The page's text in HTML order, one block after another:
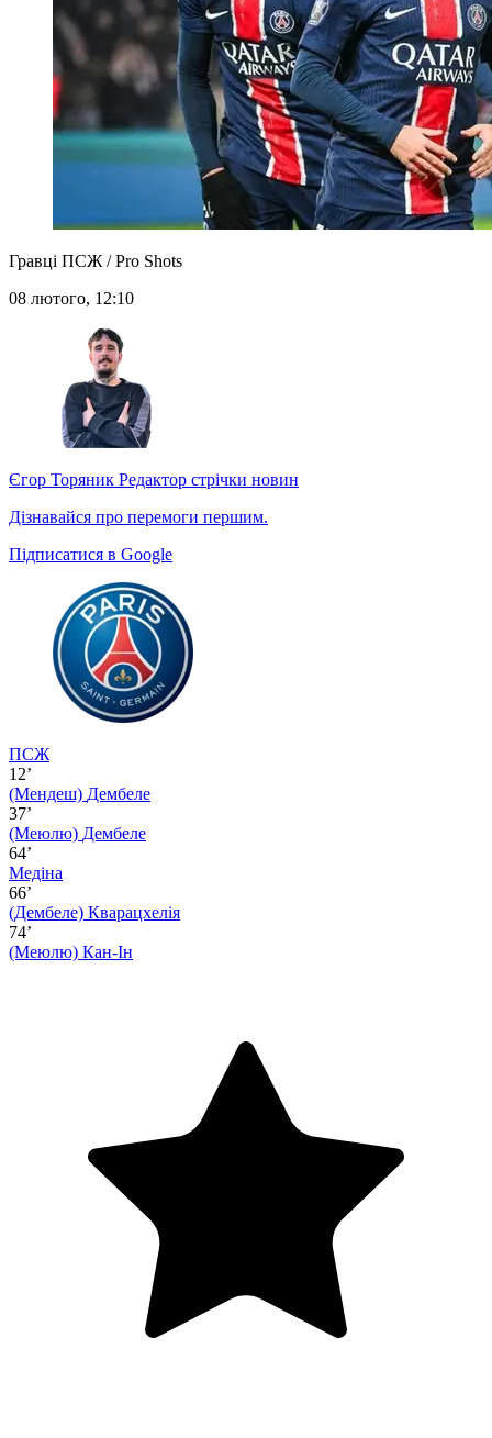
Гравці ПСЖ / Pro Shots
08 лютого, 12:10
Єгор Торяник Редактор стрічки новин
Дізнавайся про перемоги першим.
Підписатися в Google
ПСЖ
12’
(Мендеш) Дембеле
37’
(Меюлю) Дембеле
64’
Медіна
66’
(Дембеле) Кварацхелія
74’
(Меюлю) Кан-Ін